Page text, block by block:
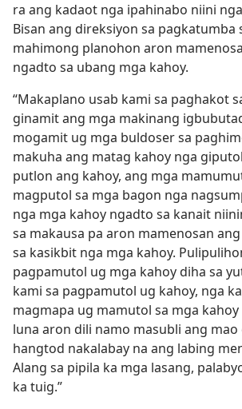
ra ang kadaot nga ipahinabo niini
Bisan ang direksiyon sa pagkatumba
mahimong planohon aron
ngadto sa ubang mga kahoy.
“Makaplano usab kami sa paghakot
ginamit ang mga makinang
mogamit ug mga buldoser sa
makuha ang matag kahoy nga
putlon ang kahoy, ang mga
magputol sa mga bagon nga
nga mga kahoy ngadto sa kanait
sa makausa pa aron mamenosan
sa kasikbit nga mga kahoy.
pagpamutol ug mga kahoy diha sa
kami sa pagpamutol ug kahoy, nga
magmapa ug mamutol sa mga kahoy
luna aron dili namo masubli ang
hangtod nakalabay na ang labing
Alang sa pipila ka mga lasang,
ka tuig.”